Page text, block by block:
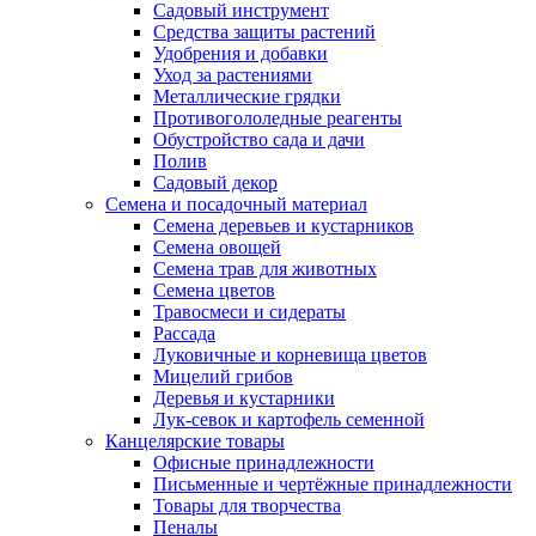
Садовый инструмент
Средства защиты растений
Удобрения и добавки
Уход за растениями
Металлические грядки
Противогололедные реагенты
Обустройство сада и дачи
Полив
Садовый декор
Семена и посадочный материал
Семена деревьев и кустарников
Семена овощей
Семена трав для животных
Семена цветов
Травосмеси и сидераты
Рассада
Луковичные и корневища цветов
Мицелий грибов
Деревья и кустарники
Лук-севок и картофель семенной
Канцелярские товары
Офисные принадлежности
Письменные и чертёжные принадлежности
Товары для творчества
Пеналы